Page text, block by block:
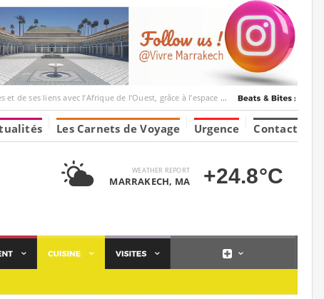
l’Afrique de l’Ouest, grâce à l’espace Marrakesh-Tumbuktu.
Les Carnets de Voyage Urgence Contact
WEATHER REPORT
MARRAKECH, MA +24.8°C